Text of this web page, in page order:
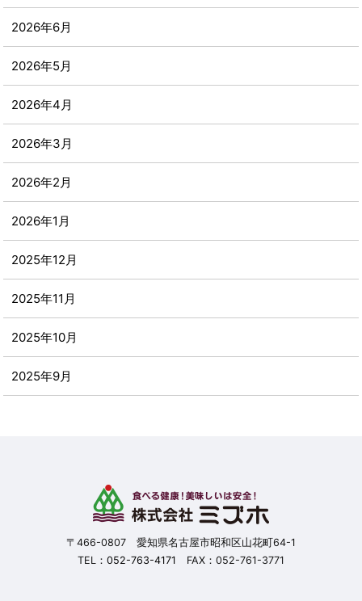
2026年6月
2026年5月
2026年4月
2026年3月
2026年2月
2026年1月
2025年12月
2025年11月
2025年10月
2025年9月
〒466-0807 愛知県名古屋市昭和区山花町64-1
TEL： 052-763-4171 FAX：052-761-3771